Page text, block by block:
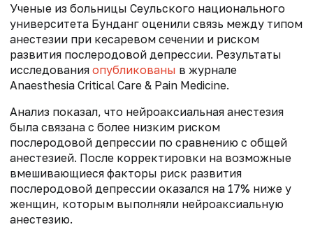
Ученые из больницы Сеульского национального
университета Бунданг оценили связь между типом
анестезии при кесаревом сечении и риском
развития послеродовой депрессии. Результаты
исследования опубликованы в журнале
Anaesthesia Critical Care & Pain Medicine.
Анализ показал, что нейроаксиальная анестезия
была связана с более низким риском
послеродовой депрессии по сравнению с общей
анестезией. После корректировки на возможные
вмешивающиеся факторы риск развития
послеродовой депрессии оказался на 17% ниже у
женщин, которым выполняли нейроаксиальную
анестезию.